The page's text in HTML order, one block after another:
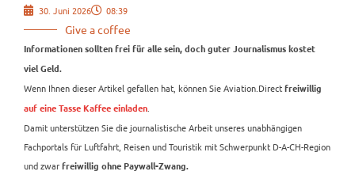
30. Juni 2026 08:39
Give a coffee
Informationen sollten frei für alle sein, doch guter Journalismus kostet
viel Geld.
Wenn Ihnen dieser Artikel gefallen hat, können Sie Aviation.Direct freiwillig
auf eine Tasse Kaffee einladen.
Damit unterstützen Sie die journalistische Arbeit unseres unabhängigen
Fachportals für Luftfahrt, Reisen und Touristik mit Schwerpunkt D-A-CH-Region
und zwar freiwillig ohne Paywall-Zwang.